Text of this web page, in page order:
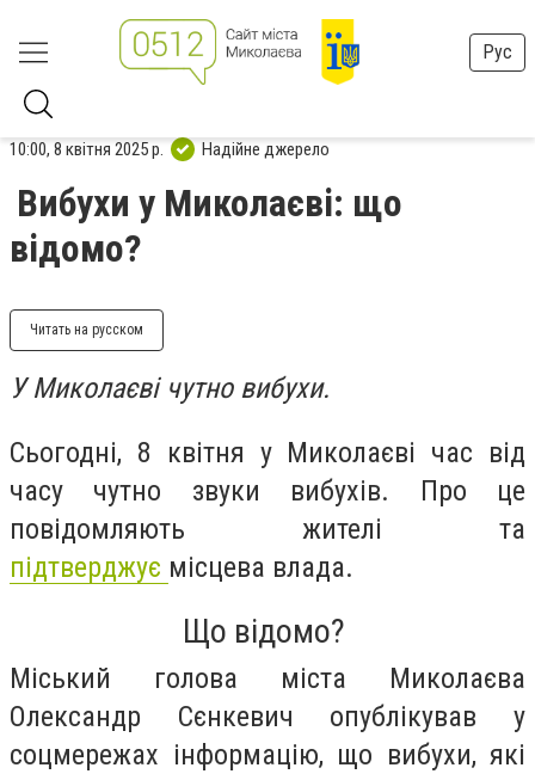
Рус
10:00, 8 квітня 2025 р. Надійне джерело
Вибухи у Миколаєві: що
відомо?
Читать на русском
У Миколаєві чутно вибухи.
Сьогодні, 8 квітня у Миколаєві час від
часу чутно звуки вибухів. Про це
повідомляють жителі та
підтверджує місцева влада.
Що відомо?
Міський голова міста Миколаєва
Олександр Сєнкевич опублікував у
соцмережах інформацію, що вибухи, які